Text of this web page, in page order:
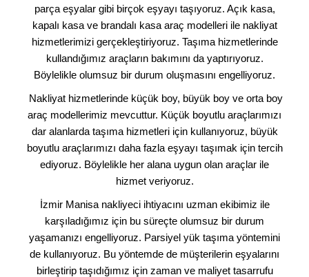
parça eşyalar gibi birçok eşyayı taşıyoruz. Açık kasa,
kapalı kasa ve brandalı kasa araç modelleri ile nakliyat
hizmetlerimizi gerçekleştiriyoruz. Taşıma hizmetlerinde
kullandığımız araçların bakımını da yaptırıyoruz.
Böylelikle olumsuz bir durum oluşmasını engelliyoruz.
Nakliyat hizmetlerinde küçük boy, büyük boy ve orta boy
araç modellerimiz mevcuttur. Küçük boyutlu araçlarımızı
dar alanlarda taşıma hizmetleri için kullanıyoruz, büyük
boyutlu araçlarımızı daha fazla eşyayı taşımak için tercih
ediyoruz. Böylelikle her alana uygun olan araçlar ile
hizmet veriyoruz.
İzmir Manisa nakliyeci ihtiyacını uzman ekibimiz ile
karşıladığımız için bu süreçte olumsuz bir durum
yaşamanızı engelliyoruz. Parsiyel yük taşıma yöntemini
de kullanıyoruz. Bu yöntemde de müşterilerin eşyalarını
birleştirip taşıdığımız için zaman ve maliyet tasarrufu